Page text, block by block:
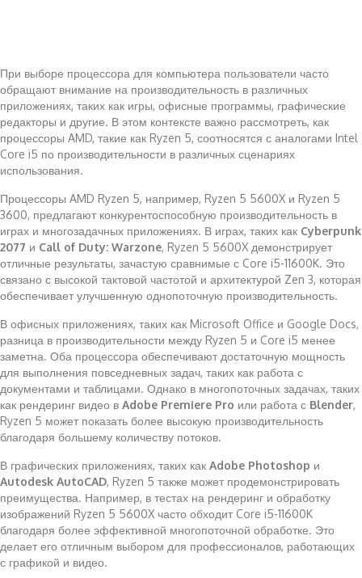
При выборе процессора для компьютера пользователи часто
обращают внимание на производительность в различных
приложениях, таких как игры, офисные программы, графические
редакторы и другие. В этом контексте важно рассмотреть, как
процессоры AMD, такие как Ryzen 5, соотносятся с аналогами Intel
Core i5 по производительности в различных сценариях
использования.
Процессоры AMD Ryzen 5, например, Ryzen 5 5600X и Ryzen 5
3600, предлагают конкурентоспособную производительность в
играх и многозадачных приложениях. В играх, таких как Cyberpunk
2077 и Call of Duty: Warzone, Ryzen 5 5600X демонстрирует
отличные результаты, зачастую сравнимые с Core i5-11600K. Это
связано с высокой тактовой частотой и архитектурой Zen 3, которая
обеспечивает улучшенную однопоточную производительность.
В офисных приложениях, таких как Microsoft Office и Google Docs,
разница в производительности между Ryzen 5 и Core i5 менее
заметна. Оба процессора обеспечивают достаточную мощность
для выполнения повседневных задач, таких как работа с
документами и таблицами. Однако в многопоточных задачах, таких
как рендеринг видео в Adobe Premiere Pro или работа с Blender,
Ryzen 5 может показать более высокую производительность
благодаря большему количеству потоков.
В графических приложениях, таких как Adobe Photoshop и
Autodesk AutoCAD, Ryzen 5 также может продемонстрировать
преимущества. Например, в тестах на рендеринг и обработку
изображений Ryzen 5 5600X часто обходит Core i5-11600K
благодаря более эффективной многопоточной обработке. Это
делает его отличным выбором для профессионалов, работающих
с графикой и видео.